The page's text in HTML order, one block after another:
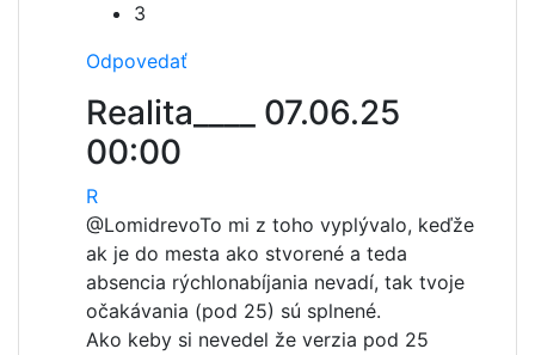
3
Odpovedať
Realita____ 07.06.25
00:00
R
@LomidrevoTo mi z toho vyplývalo, keďže
ak je do mesta ako stvorené a teda
absencia rýchlonabíjania nevadí, tak tvoje
očakávania (pod 25) sú splnené.
Ako keby si nevedel že verzia pod 25